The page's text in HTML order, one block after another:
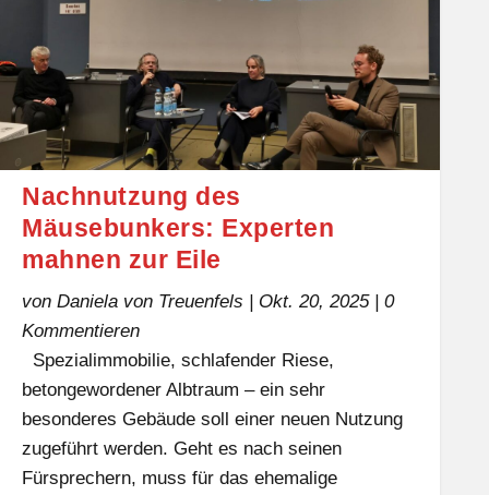
Nachnutzung des
Mäusebunkers: Experten
mahnen zur Eile
von Daniela von Treuenfels | Okt. 20, 2025| 0
Kommentieren
Spezialimmobilie, schlafender Riese,
betongewordener Albtraum – ein sehr
besonderes Gebäude soll einer neuen Nutzung
zugeführt werden. Geht es nach seinen
Fürsprechern, muss für das ehemalige